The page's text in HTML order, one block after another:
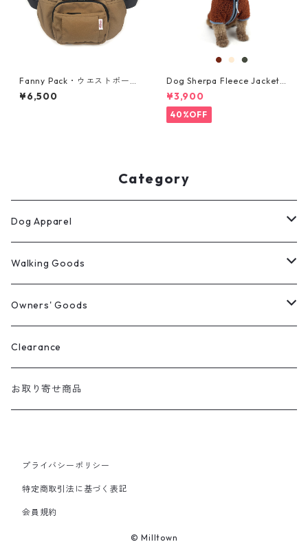
Fanny Pack・ウエストポー
チ・犬のおやつケース + マナ
ー袋ケース・ナツメグブラウ
¥6,500
Dog Sherpa Fleece Jacket
・シャルパフリースジャケッ
ト ・大型犬用・サイズ 2XL, 3
XL
¥3,900
40%OFF
Category
Dog Apparel
ウィンターコート
レインウェア
パーカー
Tシャツ
Walking Goods
リード・首輪・ハーネス
Milltown
Mendota
マナー袋用ケース
マナー袋用ケース
おやつ入れ
Owners' Goods
トートバッグ
Tシャツ
2 Way おやつケース
Cap
Clearance
お取り寄せ商品
プライバシーポリシー
特定商取引法に基づく表記
会員規約
© Milltown